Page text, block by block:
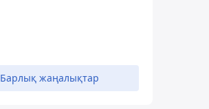
Барлық жаңалықтар